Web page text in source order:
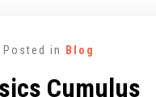
Posted in Blog
Cumulus